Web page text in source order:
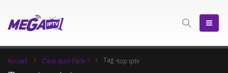
Accueil C’est quoi l’iptv ? Tag -top iptv